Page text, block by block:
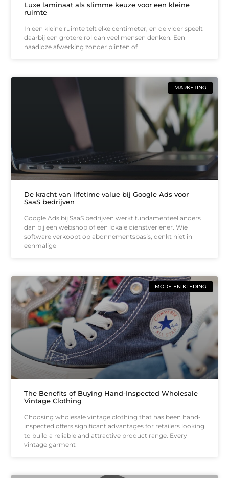
Luxe laminaat als slimme keuze voor een kleine
ruimte
In een kleine ruimte telt elke centimeter, en de vloer speelt
daarbij een grotere rol dan veel mensen denken. Een
naadloze afwerking zonder plinten of
MARKETING
De kracht van lifetime value bij Google Ads voor
SaaS bedrijven
Google Ads bij SaaS bedrijven werkt fundamenteel anders
dan bij een webshop of een lokale dienstverlener. Wie
software verkoopt op abonnementsbasis, denkt niet in
eenmalige
MODE EN KLEDING
The Benefits of Buying Hand-Inspected Wholesale
Vintage Clothing
Choosing wholesale vintage clothing that has been hand-
inspected offers significant advantages for retailers looking
to build a reliable and attractive product range. Every
vintage garment